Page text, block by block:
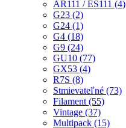
AR111 / ES111 (4)
G23 (2)
G24 (1)
G4 (18)
G9 (24)
GU10 (77)
GX53 (4)
R7S (8)
Stmievateľné (73)
Filament (55)
Vintage (37)
Multipack (15)